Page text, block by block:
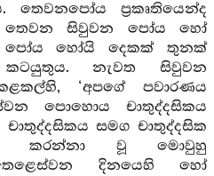
ප්‍රකෘතියෙන්ද
තෙවන සිවුවන පෝය හෝ
පෝය හෝයි දෙකක් තුනක්
නැවත සිවුවන
‘අපගේ පවාරණය
පොහොය චාතුද්දසිකය
සමග චාතුද්දසික
කරන්නා වූ මොවුහු
දිනයෙහි හෝ